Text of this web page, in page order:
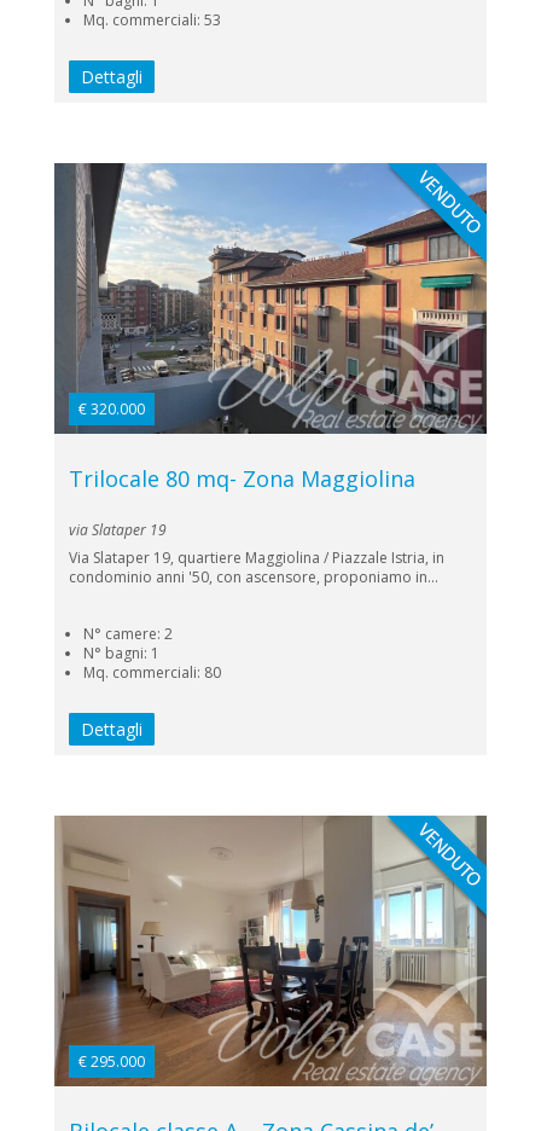
Mq. commerciali: 53
Dettagli
€ 320.000
Trilocale 80 mq- Zona Maggiolina
via Slataper 19
Via Slataper 19, quartiere Maggiolina / Piazzale Istria, in
condominio anni '50, con ascensore, proponiamo in...
N° camere: 2
N° bagni: 1
Mq. commerciali: 80
Dettagli
€ 295.000